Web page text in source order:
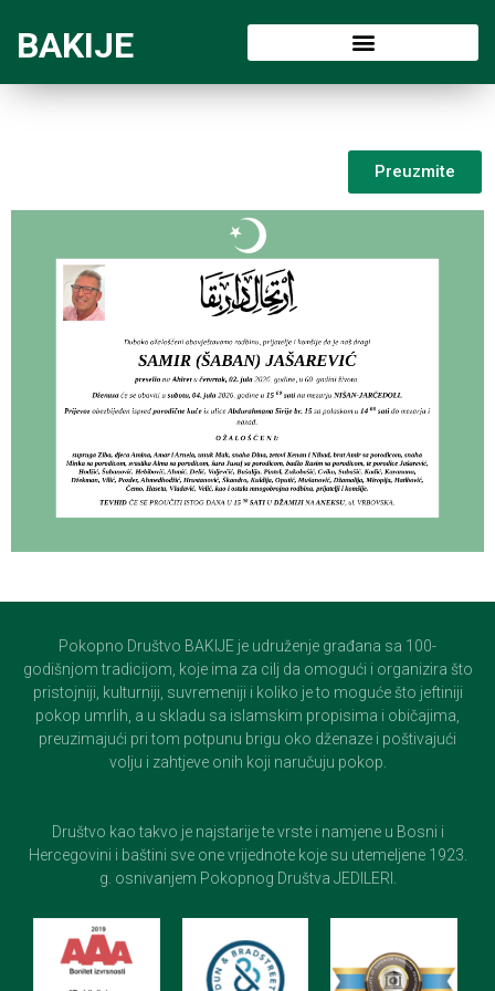
BAKIJE
Preuzmite
Pokopno Društvo BAKIJE je udruženje građana sa 100-
godišnjom tradicijom, koje ima za cilj da omogući i organizira što
pristojniji, kulturniji, suvremeniji i koliko je to moguće što jeftiniji
pokop umrlih, a u skladu sa islamskim propisima i običajima,
preuzimajući pri tom potpunu brigu oko dženaze i poštivajući
volju i zahtjeve onih koji naručuju pokop.
Društvo kao takvo je najstarije te vrste i namjene u Bosni i
Hercegovini i baštini sve one vrijednote koje su utemeljene 1923.
g. osnivanjem Pokopnog Društva JEDILERI.